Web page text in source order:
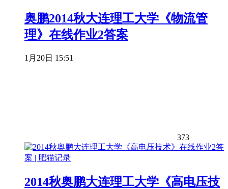
奥鹏2014秋大连理工大学《物流管
理》在线作业2答案
1月20日 15:51
373
2014秋奥鹏大连理工大学《高电压技